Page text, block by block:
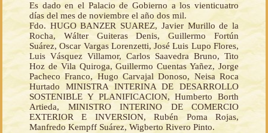
Es dado en el Palacio de Gobierno a los vienticuatro
días del mes de noviembre el año dos mil.
Fdo. HUGO BANZER SUAREZ, Javier Murillo de la
Rocha, Wálter Guiteras Denis, Guillermo Fortún
Suárez, Oscar Vargas Lorenzetti, José Luis Lupo Flores,
Luis Vásquez Villamor, Carlos Saavedra Bruno, Tito
Hoz de Vila Quiroga, Guillermo Cuentas Yañez, Jorge
Pacheco Franco, Hugo Carvajal Donoso, Neisa Roca
Hurtado MINISTRA INTERINA DE DESARROLLO
SOSTENIBLE Y PLANIFICACION, Humberto Borth
Artieda, MINISTRO INTERINO DE COMERCIO
EXTERIOR E INVERSION, Rubén Poma Rojas,
Manfredo Kempff Suárez, Wigberto Rivero Pinto.